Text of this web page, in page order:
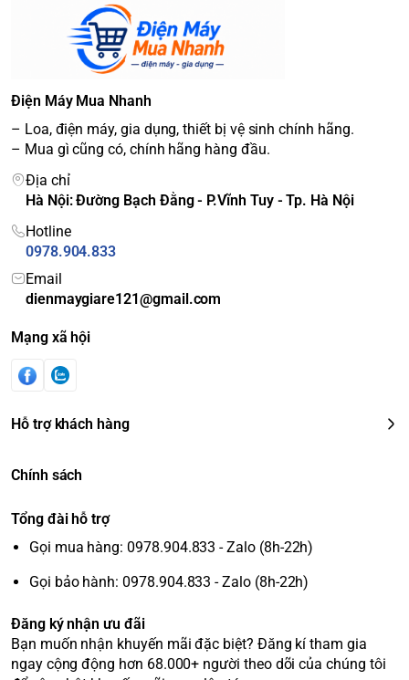
Điện Máy Mua Nhanh
– Loa, điện máy, gia dụng, thiết bị vệ sinh chính hãng.
– Mua gì cũng có, chính hãng hàng đầu.
Địa chỉ
Hà Nội: Đường Bạch Đằng - P.Vĩnh Tuy - Tp. Hà Nội
Hotline
0978.904.833
Email
dienmaygiare121@gmail.com
Mạng xã hội
Hỗ trợ khách hàng
Chính sách
Tổng đài hỗ trợ
Gọi mua hàng: 0978.904.833 - Zalo (8h-22h)
Gọi bảo hành: 0978.904.833 - Zalo (8h-22h)
Đăng ký nhận ưu đãi
Bạn muốn nhận khuyến mãi đặc biệt? Đăng kí tham gia
ngay cộng động hơn 68.000+ người theo dõi của chúng tôi